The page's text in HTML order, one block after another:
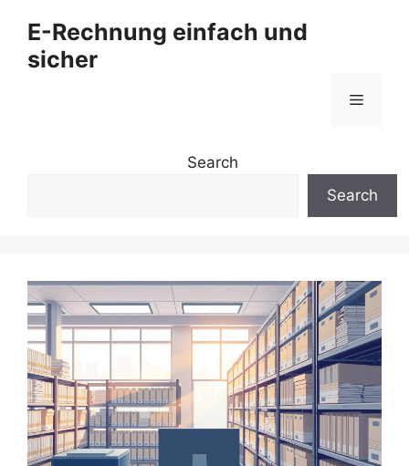
Inhalt
springen
E-Rechnung einfach und
sicher
Menü
Search
Search